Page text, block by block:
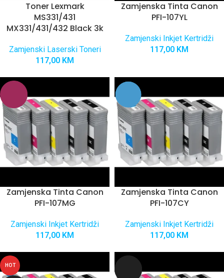
Toner Lexmark
MS331/431
MX331/431/432 Black 3k
Zamjenski Laserski Toneri
117,00 KM
Zamjenska Tinta Canon
PFI-107YL
Zamjenski Inkjet Kertridži
117,00 KM
Zamjenska Tinta Canon
PFI-107MG
Zamjenski Inkjet Kertridži
117,00 KM
Zamjenska Tinta Canon
PFI-107CY
Zamjenski Inkjet Kertridži
117,00 KM
HOT